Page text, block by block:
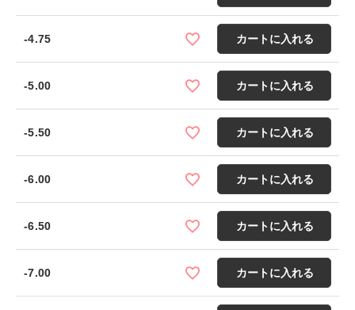
-4.75 カートに入れる
-5.00 カートに入れる
-5.50 カートに入れる
-6.00 カートに入れる
-6.50 カートに入れる
-7.00 カートに入れる